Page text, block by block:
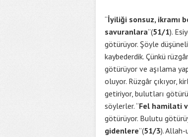
“İyiliği sonsuz, ikramı
savuranlara”(51/1).
götürüyor. Şöyle
kaybederdik. Çünkü
götürüyor ve aşılama
oluyor. Rüzgâr çıkıyor,
getiriyor, bulutları
söylerler. “Fel hamilati
götürüyor. Bulutu
gidenlere”(51/3).